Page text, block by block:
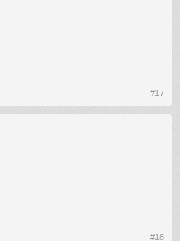
#17
#18